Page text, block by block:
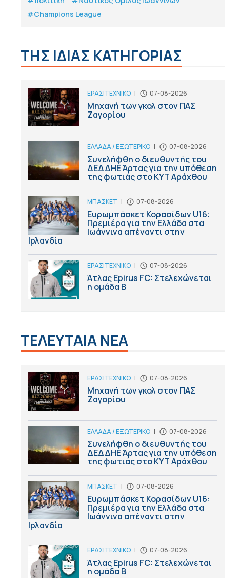
#Champions League
ΤΗΣ ΙΔΙΑΣ ΚΑΤΗΓΟΡΙΑΣ
ΕΡΑΣΙΤΕΧΝΙΚΟ | 07-08-2026
Μηχανή των γκολ στον ΠΑΣ
Ζαγορίου
ΕΛΛΑΔΑ / ΕΞΩΤΕΡΙΚΟ | 07-08-2026
Συνελήφθη ο διευθυντής του
ΔΕΔΔΗΕ Άρτας για την υπόθεση
της φωτιάς στο ΚΥΤ Αράχθου
ΜΠΑΣΚΕΤ | 07-08-2026
Ευρωμπάσκετ Κορασίδων U16:
Πρεμιέρα για την Ελλάδα στα
Ιωάννινα απέναντι στην
Ιρλανδία
ΕΡΑΣΙΤΕΧΝΙΚΟ | 07-08-2026
Άτλας Epirus FC: Στελεχώνεται
η ομάδα B
ΤΕΛΕΥΤΑΙΑ ΝΕΑ
ΕΡΑΣΙΤΕΧΝΙΚΟ | 07-08-2026
Μηχανή των γκολ στον ΠΑΣ
Ζαγορίου
ΕΛΛΑΔΑ / ΕΞΩΤΕΡΙΚΟ | 07-08-2026
Συνελήφθη ο διευθυντής του
ΔΕΔΔΗΕ Άρτας για την υπόθεση
της φωτιάς στο ΚΥΤ Αράχθου
ΜΠΑΣΚΕΤ | 07-08-2026
Ευρωμπάσκετ Κορασίδων U16:
Πρεμιέρα για την Ελλάδα στα
Ιωάννινα απέναντι στην
Ιρλανδία
ΕΡΑΣΙΤΕΧΝΙΚΟ | 07-08-2026
Άτλας Epirus FC: Στελεχώνεται
η ομάδα B